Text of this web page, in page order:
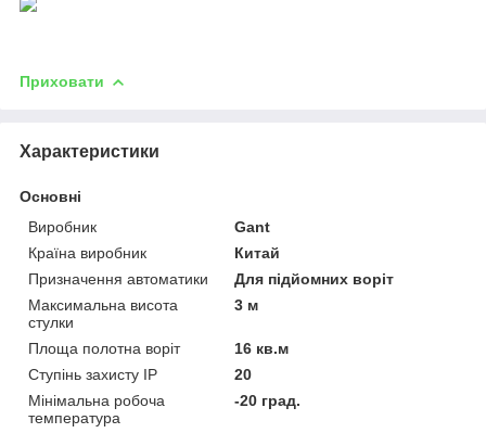
Приховати
Характеристики
Основні
Виробник
Gant
Країна виробник
Китай
Призначення автоматики
Для підйомних воріт
Максимальна висота
стулки
3 м
Площа полотна воріт
16 кв.м
Ступінь захисту IP
20
Мінімальна робоча
температура
-20 град.